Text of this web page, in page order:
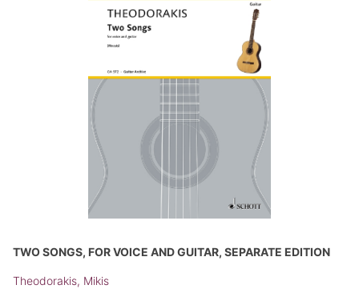
TWO SONGS, FOR VOICE AND GUITAR, SEPARATE EDITION
Theodorakis, Mikis